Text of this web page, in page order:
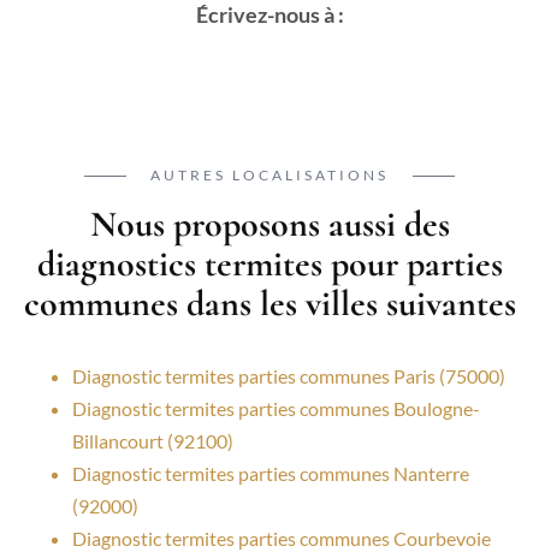
Écrivez-nous à :
AUTRES LOCALISATIONS
Nous proposons aussi des
diagnostics termites pour parties
communes dans les villes suivantes
Diagnostic termites parties communes Paris (75000)
Diagnostic termites parties communes Boulogne-
Billancourt (92100)
Diagnostic termites parties communes Nanterre
(92000)
Diagnostic termites parties communes Courbevoie